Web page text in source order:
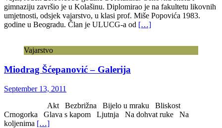
gimnaziju završio je u Kolašinu. Diplomirao je na fakultetu likovnih
umjetnosti, odsjek vajarstvo, u klasi prof. Miše Popovića 1983.
godine u Beogradu. Član je ULUCG-a od […]
Vajarstvo
Miodrag Šćepanović – Galerija
September 13, 2011
Akt Bezbrižna Bijelo u mraku Bliskost
Crnogorka Glava s kapom Ljutnja Na dohvat ruke Na
koljenima […]